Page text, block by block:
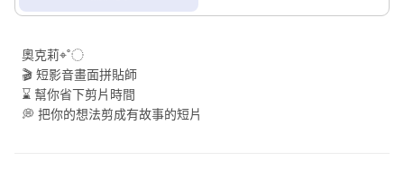
奧克莉⌖˚◌
🎬 短影音畫面拼貼師
⌛ 幫你省下剪片時間
💭 把你的想法剪成有故事的短片